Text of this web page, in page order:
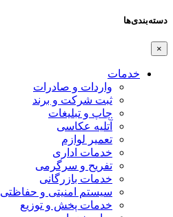
دسته‌بندی‌ها
×
خدمات
واردات و صادرات
ثبت شرکت و برند
چاپ و تبلیغات
آتلیه عکاسی
تعمیر لوازم
خدمات اداری
تفریح و سرگرمی
خدمات بازرگانی
سیستم امنیتی و حفاظتی
خدمات پخش و توزیع